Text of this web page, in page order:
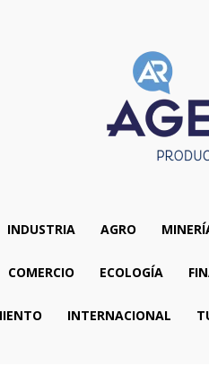
INDUSTRIA AGRO
COMERCIO ECOLOGÍA
INTERNACIONAL